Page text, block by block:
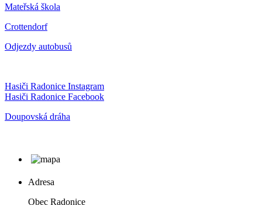
Mateřská škola
Crottendorf
Odjezdy autobusů
Hasiči Radonice Instagram
Hasiči Radonice Facebook
Doupovská dráha
Adresa
Obec Radonice